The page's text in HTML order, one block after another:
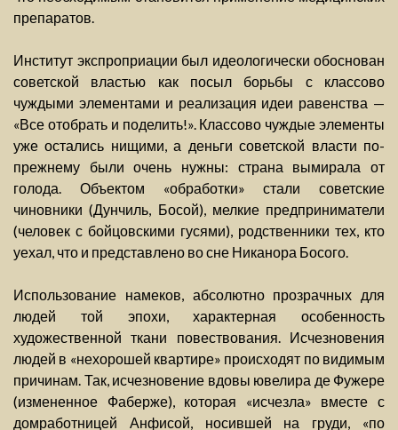
препаратов.
Институт экспроприации был идеологически обоснован
советской властью как посыл борьбы с классово
чуждыми элементами и реализация идеи равенства —
«Все отобрать и поделить!». Классово чуждые элементы
уже остались нищими, а деньги советской власти по-
прежнему были очень нужны: страна вымирала от
голода. Объектом «обработки» стали советские
чиновники (Дунчиль, Босой), мелкие предприниматели
(человек с бойцовскими гусями), родственники тех, кто
уехал, что и представлено во сне Никанора Босого.
Использование намеков, абсолютно прозрачных для
людей той эпохи, характерная особенность
художественной ткани повествования. Исчезновения
людей в «нехорошей квартире» происходят по видимым
причинам. Так, исчезновение вдовы ювелира де Фужере
(измененное Фаберже), которая «исчезла» вместе с
домработницей Анфисой, носившей на груди, «по